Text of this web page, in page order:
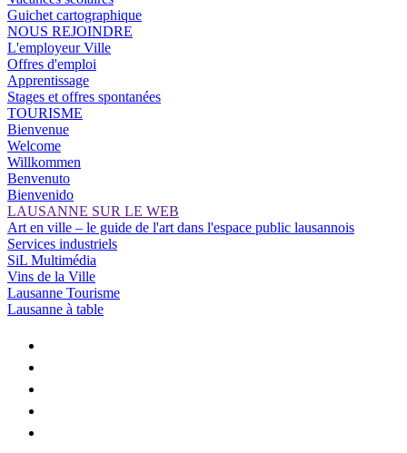
Guichet cartographique
NOUS REJOINDRE
L'employeur Ville
Offres d'emploi
Apprentissage
Stages et offres spontanées
TOURISME
Bienvenue
Welcome
Willkommen
Benvenuto
Bienvenido
LAUSANNE SUR LE WEB
Art en ville – le guide de l'art dans l'espace public lausannois
Services industriels
SiL Multimédia
Vins de la Ville
Lausanne Tourisme
Lausanne à table